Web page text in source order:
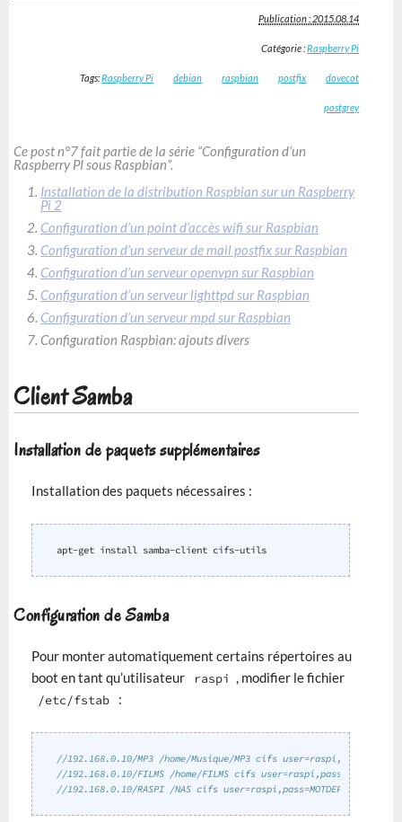
Publication : 2015.08.14
Catégorie :Raspberry Pi
Tags:Raspberry Pi debian raspbian postfix dovecot
postgrey
Ce post n°7 fait partie de la série “Configuration d’un
Raspberry PI sous Raspbian”.
Installation de la distribution Raspbian sur un Raspberry
Pi 2
Configuration d’un point d’accès wifi sur Raspbian
Configuration d’un serveur de mail postfix sur Raspbian
Configuration d’un serveur openvpn sur Raspbian
Configuration d’un serveur lighttpd sur Raspbian
Configuration d’un serveur mpd sur Raspbian
Configuration Raspbian: ajouts divers
Client Samba
Installation de paquets supplémentaires
Installation des paquets nécessaires :
apt-get install samba-client
Configuration de Samba
Pour monter automatiquement certains répertoires au
boot en tant qu’utilisateur
raspi , modifier le fichier
/etc/fstab :
//192.168.0.10/MP3 /home/Musique/MP3 cifs
//192.168.0.10/FILMS /home/FILMS cifs
//192.168.0.10/RASPI /NAS cifs user=raspi,pass=MOTDEPASSE 0 0